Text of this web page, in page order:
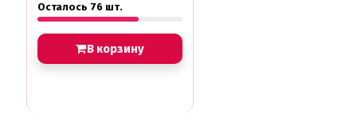
Осталось 76 шт.
В корзину